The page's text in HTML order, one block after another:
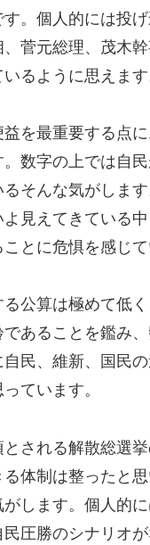
。個人的には投
菅元総理、茂木
るように思えま
を最重要する点
数字の上では自
そんな気がしま
見えてきている
とに危惧を感じて
公算は極めて低
あることを鑑み
民、維新、国民
ています。
される解散総選
体制は整ったと
します。個人的
圧勝のシナリオ